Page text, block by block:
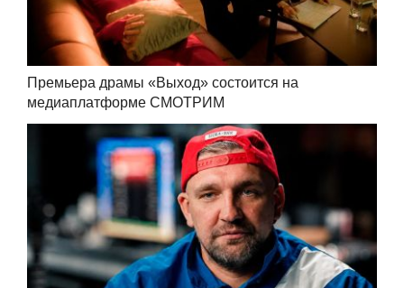
Премьера драмы «Выход» состоится на
медиаплатформе СМОТРИМ